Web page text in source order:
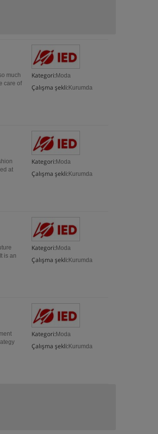
Kategori: Moda
Çalışma şekli: Kurumda
much
care of
Kategori: Moda
Çalışma şekli: Kurumda
at
Kategori: Moda
Çalışma şekli: Kurumda
is an
Kategori: Moda
Çalışma şekli: Kurumda